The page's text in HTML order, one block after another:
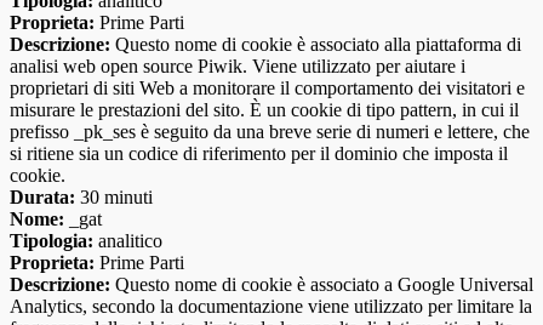
Proprieta: Prime Parti
Descrizione: Questo nome di cookie è associato alla piattaforma di
analisi web open source Piwik. Viene utilizzato per aiutare i
proprietari di siti Web a monitorare il comportamento dei visitatori e
misurare le prestazioni del sito. È un cookie di tipo pattern, in cui il
prefisso _pk_ses è seguito da una breve serie di numeri e lettere, che
si ritiene sia un codice di riferimento per il dominio che imposta il
cookie.
Durata: 30 minuti
Nome: _gat
Tipologia: analitico
Proprieta: Prime Parti
Descrizione: Questo nome di cookie è associato a Google Universal
Analytics, secondo la documentazione viene utilizzato per limitare la